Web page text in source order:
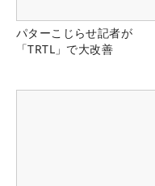
パターこじらせ記者が
「TRTL」で大改善